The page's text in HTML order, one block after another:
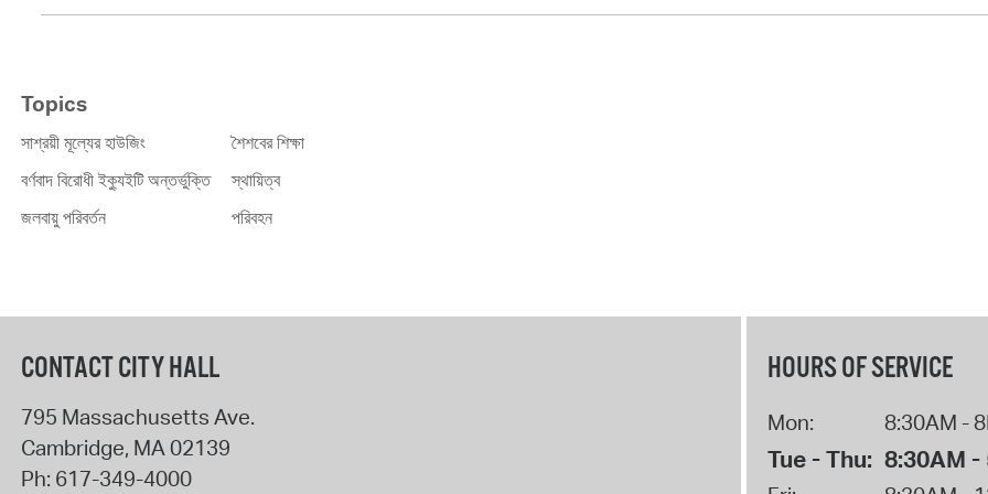
Topics
সাশ্রয়ী মূল্যের হাউজিং
বর্ণবাদ বিরোধী ইক্যুইটি অন্তর্ভুক্তি
জলবায়ু পরিবর্তন
শৈশবের শিক্ষা
স্থায়িত্ব
পরিবহন
CONTACT CITY HALL
795 Massachusetts Ave.
Cambridge, MA 02139
Ph: 617-349-4000
HOURS OF SERVICE
Mon: 8:30AM -
Tue - Thu: 8:30AM -